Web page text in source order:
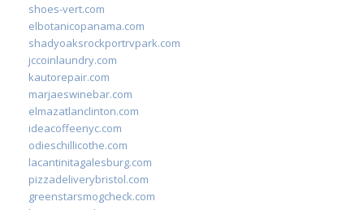
shoes-vert.com
elbotanicopanama.com
shadyoaksrockportrvpark.com
jccoinlaundry.com
kautorepair.com
marjaeswinebar.com
elmazatlanclinton.com
ideacoffeenyc.com
odieschillicothe.com
lacantinitagalesburg.com
pizzadeliverybristol.com
greenstarsmogcheck.com